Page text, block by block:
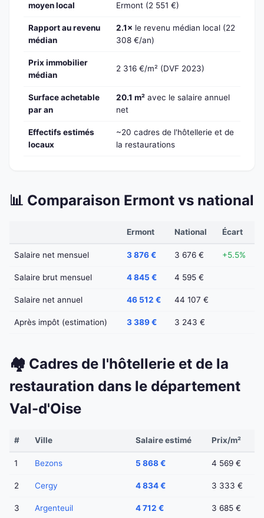
moyen local
Ermont (2 551 €)
Rapport au revenu
médian
2.1× le revenu médian local (22
308 €/an)
Prix immobilier
médian
2 316 €/m² (DVF 2023)
Surface achetable
par an
20.1 m² avec le salaire annuel
net
Effectifs estimés
locaux
~20 cadres de l'hôtellerie et de
la restaurations
📊 Comparaison Ermont vs national
Ermont National Écart
Salaire net mensuel 3 876 € 3 676 € +5.5%
Salaire brut mensuel 4 845 € 4 595 €
Salaire net annuel 46 512 € 44 107 €
Après impôt (estimation) 3 389 € 3 243 €
🏘️ Cadres de l'hôtellerie et de la
restauration dans le département
Val-d'Oise
# Ville Salaire estimé Prix/m²
1 Bezons 5 868 € 4 569 €
2 Cergy 4 834 € 3 333 €
3 Argenteuil 4 712 € 3 685 €